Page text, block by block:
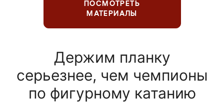
ПОСМОТРЕТЬ
МАТЕРИАЛЫ
Держим планку
серьезнее, чем чемпионы
по фигурному катанию